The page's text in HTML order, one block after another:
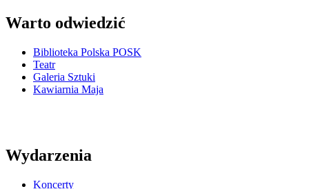
Warto odwiedzić
Biblioteka Polska POSK
Teatr
Galeria Sztuki
Kawiarnia Maja
Wydarzenia
Koncerty